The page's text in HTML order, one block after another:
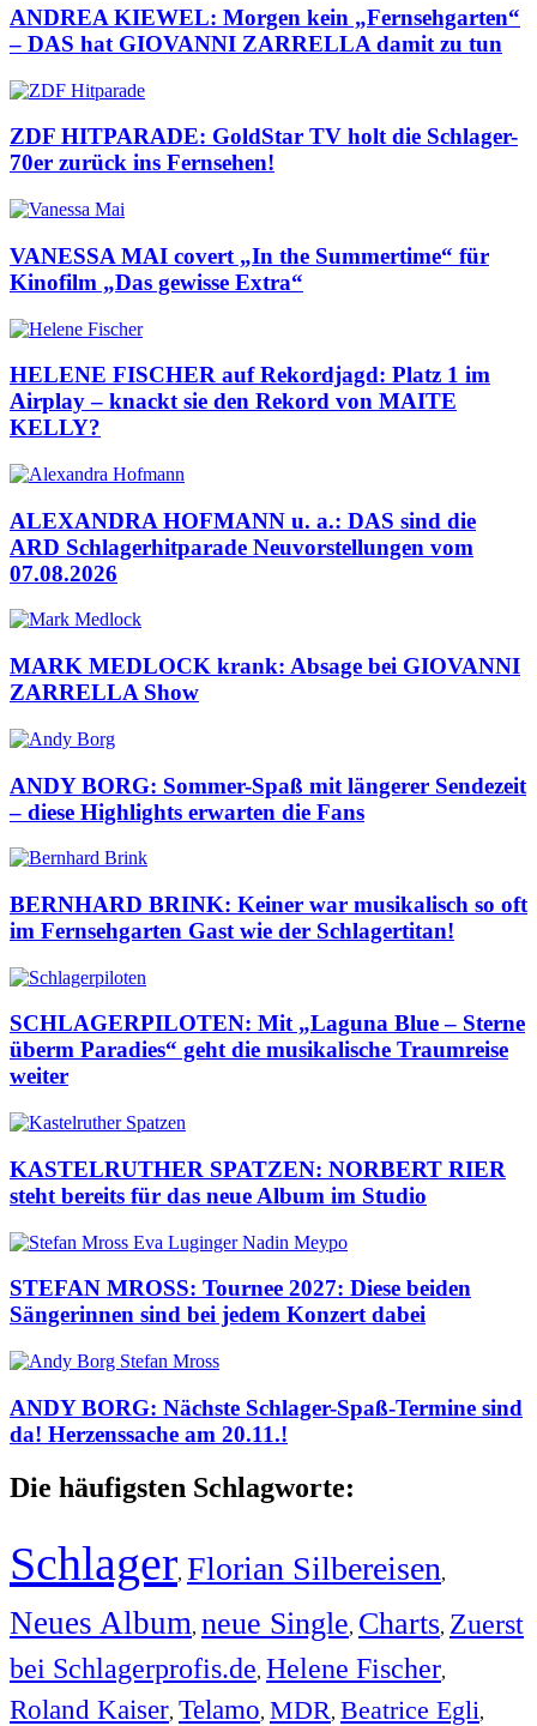
ANDREA KIEWEL: Morgen kein „Fernsehgarten“
– DAS hat GIOVANNI ZARRELLA damit zu tun
ZDF HITPARADE: GoldStar TV holt die Schlager-
70er zurück ins Fernsehen!
VANESSA MAI covert „In the Summertime“ für
Kinofilm „Das gewisse Extra“
HELENE FISCHER auf Rekordjagd: Platz 1 im
Airplay – knackt sie den Rekord von MAITE
KELLY?
ALEXANDRA HOFMANN u. a.: DAS sind die
ARD Schlagerhitparade Neuvorstellungen vom
07.08.2026
MARK MEDLOCK krank: Absage bei GIOVANNI
ZARRELLA Show
ANDY BORG: Sommer-Spaß mit längerer Sendezeit
– diese Highlights erwarten die Fans
BERNHARD BRINK: Keiner war musikalisch so oft
im Fernsehgarten Gast wie der Schlagertitan!
SCHLAGERPILOTEN: Mit „Laguna Blue – Sterne
überm Paradies“ geht die musikalische Traumreise
weiter
KASTELRUTHER SPATZEN: NORBERT RIER
steht bereits für das neue Album im Studio
STEFAN MROSS: Tournee 2027: Diese beiden
Sängerinnen sind bei jedem Konzert dabei
ANDY BORG: Nächste Schlager-Spaß-Termine sind
da! Herzenssache am 20.11.!
Die häufigsten Schlagworte:
Schlager, Florian Silbereisen,
Neues Album, neue Single, Charts, Zuerst
bei Schlagerprofis.de, Helene Fischer,
Roland Kaiser, Telamo, MDR, Beatrice Egli,